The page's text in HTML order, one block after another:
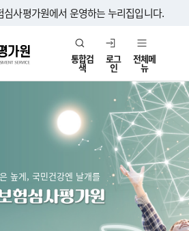
심사평가원에서 운영하는 누리집입니다.
통합검
색
로그
인
전체메
뉴
높게, 국민건강엔 날개를